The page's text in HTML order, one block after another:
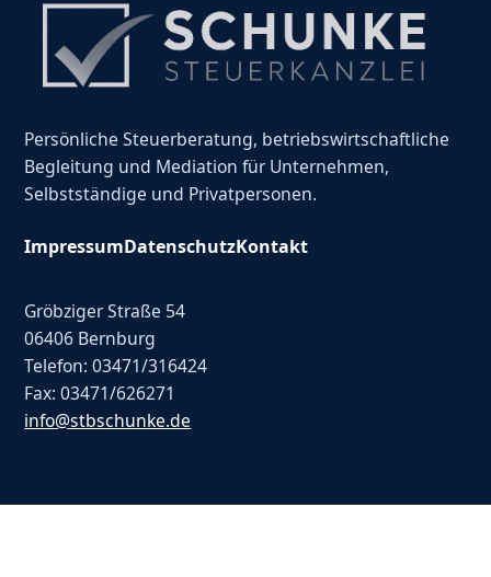
Persönliche Steuerberatung, betriebswirtschaftliche
Begleitung und Mediation für Unternehmen,
Selbstständige und Privatpersonen.
ImpressumDatenschutzKontakt
Gröbziger Straße 54
06406 Bernburg
Telefon: 03471/316424
Fax: 03471/626271
info@stbschunke.de